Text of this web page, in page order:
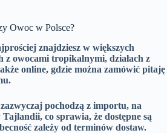
Owoc w Polsce?
znajdziesz w większych
z owocami tropikalnymi, działach z
online, gdzie można zamówić pitaję
pochodzą z importu, na
co sprawia, że dostępne są
zależy od terminów dostaw.